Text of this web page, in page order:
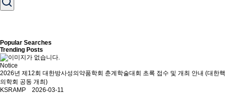
Popular Searches
Trending Posts
Notice
2026년 제12회 대한방사성의약품학회 춘계학술대회 초록 접수 및 개최 안내 (대한핵
의학회 공동 개최)
KSRAMP 2026-03-11